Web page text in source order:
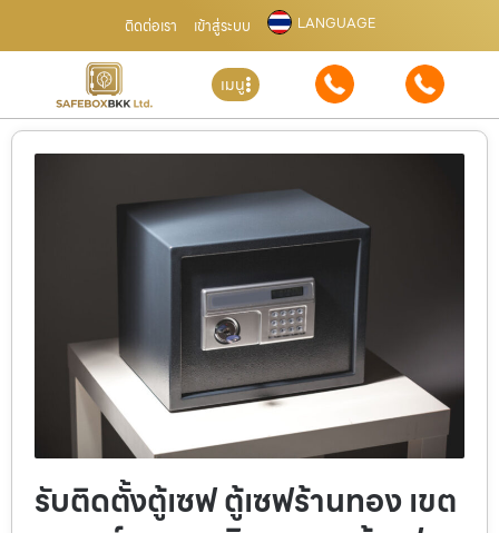
ติดต่อเรา เข้าสู่ระบบ LANGUAGE
เมนู
รับติดตั้งตู้เซฟ ตู้เซฟร้านทอง เขต